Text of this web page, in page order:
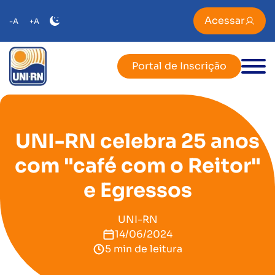
-A +A Acessar
Portal de Inscrição
UNI-RN celebra 25 anos
com "café com o Reitor"
e Egressos
UNI-RN
14/06/2024
5 min de leitura